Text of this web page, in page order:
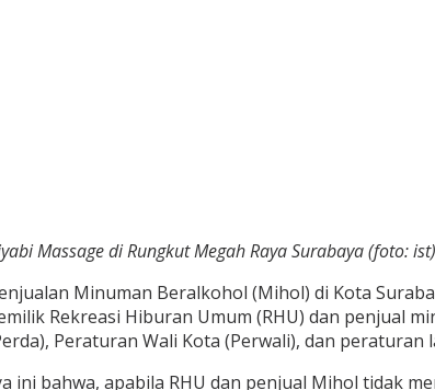
Massage di Rungkut Megah Raya Surabaya (foto: ist)
Minuman Beralkohol (Mihol) di Kota
Rekreasi Hiburan Umum (RHU) dan penjual
Peraturan Wali Kota (Perwali), dan peraturan
ini bahwa, apabila RHU dan penjual Mihol tidak